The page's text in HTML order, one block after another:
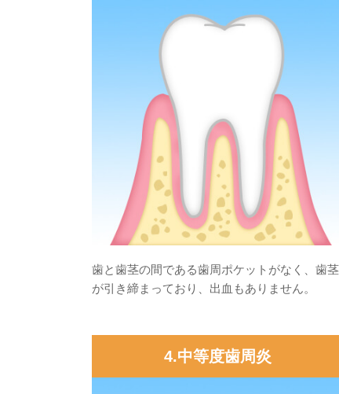
歯と歯茎の間である歯周ポケットがなく、歯茎
が引き締まっており、出血もありません。
4.中等度歯周炎